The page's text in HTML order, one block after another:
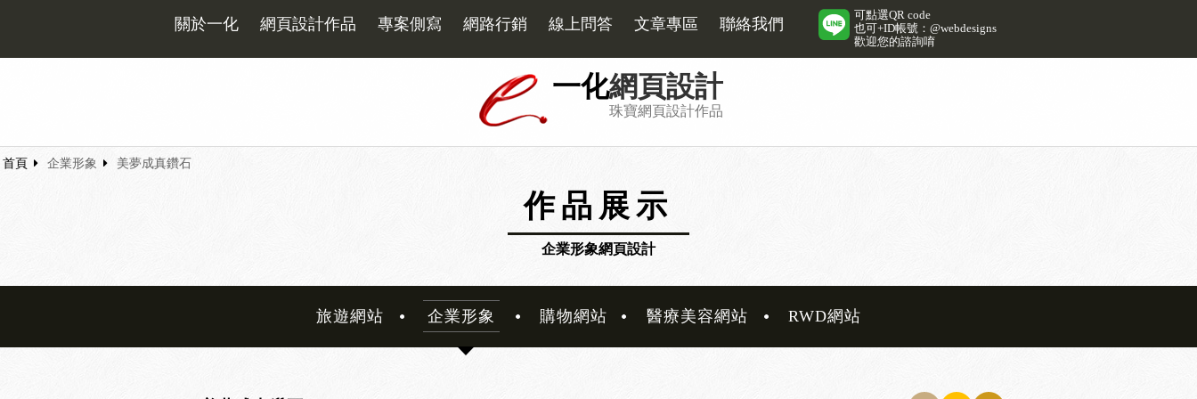
關於一化 網頁設計作品 專案側寫 網路行銷 線上問答 文章專區 聯絡我們
可點選QR code
也可+ID帳號：@webdesigns
歡迎您的諮詢唷
一化網頁設計
珠寶網頁設計作品
首頁 企業形象 美夢成真鑽石
作品展示
企業形象網頁設計
旅遊網站 企業形象 購物網站 醫療美容網站 RWD網站